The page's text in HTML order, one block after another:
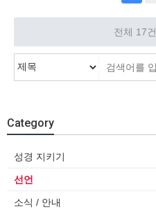
전체 17건
Category
성경 지키기
선언
소식 / 안내